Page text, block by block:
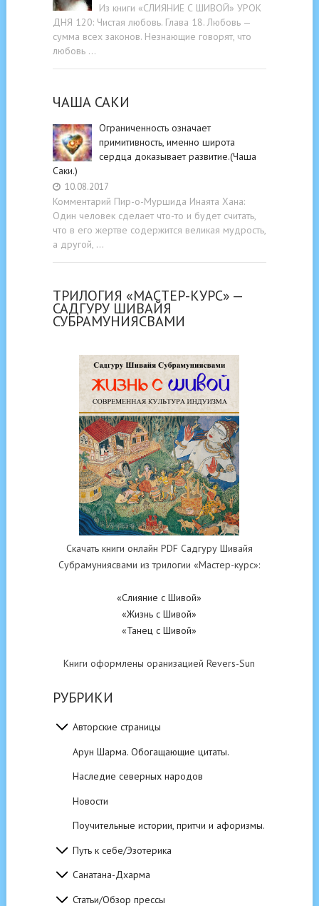
Из книги «СЛИЯНИЕ С ШИВОЙ» УРОК
ДНЯ 120: Чистая любовь. Глава 18. Любовь —
сумма всех законов. Незнающие говорят, что
любовь …
ЧАША САКИ
Ограниченность означает
примитивность, именно широта
сердца доказывает развитие.(Чаша
Саки.)
10.08.2017
Комментарий Пир-о-Муршида Инаята Хана:
Один человек сделает что-то и будет считать,
что в его жертве содержится великая мудрость,
а другой, …
ТРИЛОГИЯ «МАСТЕР-КУРС» —
САДГУРУ ШИВАЙЯ
СУБРАМУНИЯСВАМИ
Скачать книги онлайн PDF Садгуру Шивайя
Субрамуниясвами из трилогии «Мастер-курс»:
«Слияние с Шивой»
«Жизнь с Шивой»
«Танец с Шивой»
Книги оформлены оранизацией Revers-Sun
РУБРИКИ
Авторские страницы
Арун Шарма. Обогащающие цитаты.
Наследие северных народов
Новости
Поучительные истории, притчи и афоризмы.
Путь к себе/Эзотерика
Санатана-Дхарма
Статьи/Обзор прессы